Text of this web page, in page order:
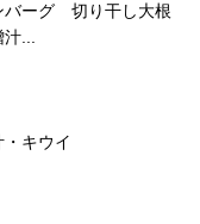
ーグ 切り干し大根
...
キウイ